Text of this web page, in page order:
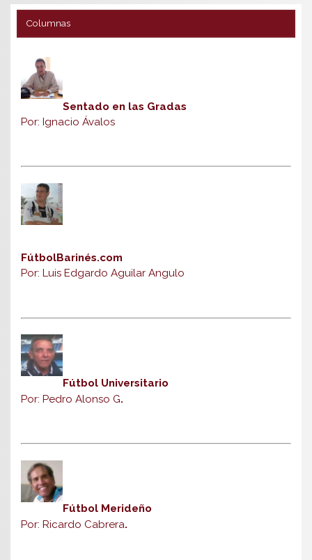
Columnas
Sentado en las Gradas
Por: Ignacio Ávalos
FútbolBarinés.com
Por: Luis Edgardo Aguilar Angulo
Fútbol Universitario
Por: Pedro Alonso G.
Fútbol Merideño
Por: Ricardo Cabrera.